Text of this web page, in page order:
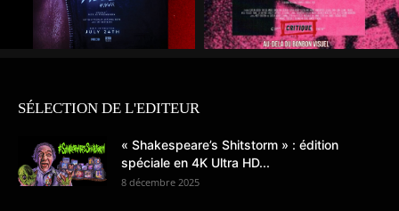
SÉLECTION DE L'EDITEUR
« Shakespeare’s Shitstorm » : édition
spéciale en 4K Ultra HD...
8 décembre 2025